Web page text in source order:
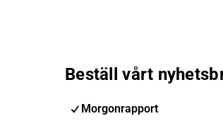
Beställ vårt
Morgonrapport